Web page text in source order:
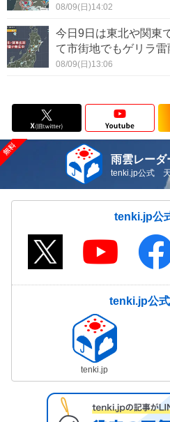
08/09(日)14:02
今日9日は東北や関
て市街地でもゲリラ
08/09(日)13:06
雨雲レーダ
tenki.jp公式 天
tenki.jp公
tenki.jp公
tenki.jp